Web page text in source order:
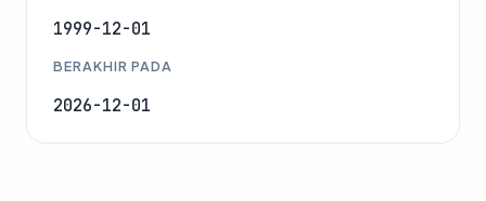
1999-12-01
BERAKHIR PADA
2026-12-01